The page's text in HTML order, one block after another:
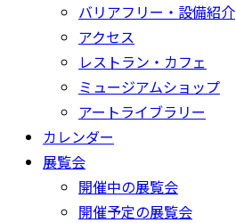
バリアフリー・設備紹介
アクセス
レストラン・カフェ
ミュージアムショップ
アートライブラリー
カレンダー
展覧会
開催中の展覧会
開催予定の展覧会